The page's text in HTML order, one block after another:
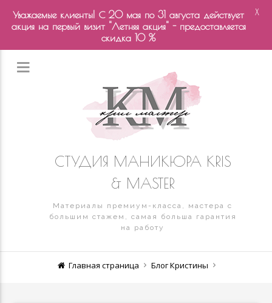
СТУДИЯ МАНИКЮРА KRIS
& MASTER
Материалы премиум-класса, мастера с
большим стажем, самая больша гарантия
на работу
Главная страница Блог Кристины
Уважаемые клиенты! С 20 мая по 31 августа действует
акция на первый визит "Летняя акция" - предоставляется
скидка 10 %
X